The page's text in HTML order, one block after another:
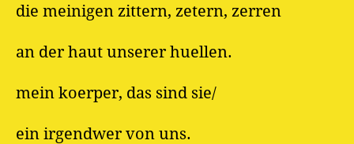
die meinigen zittern, zetern, zerren
an der haut unserer huellen.
mein koerper, das sind sie/
ein irgendwer von uns.